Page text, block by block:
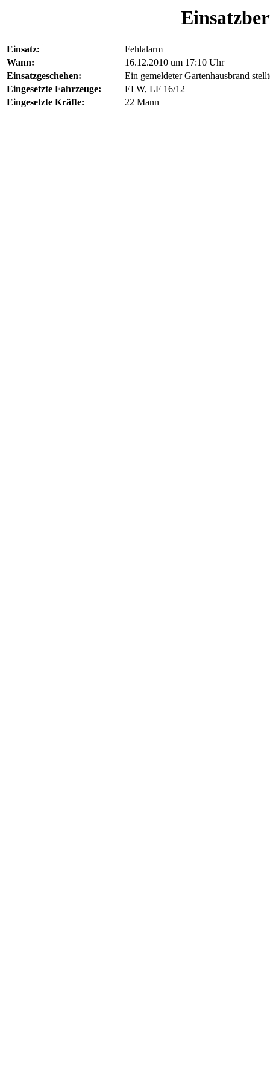
Einsatz:
Fehlalarm
Wann:
16.12.2010 um 17:10 Uhr
Einsatzgeschehen:
Ein gemeldeter Gartenhausbrand
Eingesetzte Fahrzeuge:
ELW, LF 16/12
Eingesetzte Kräfte:
22 Mann